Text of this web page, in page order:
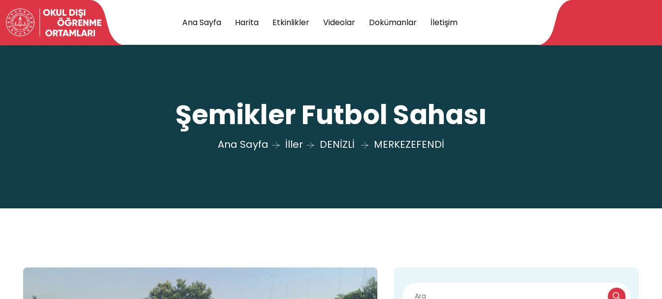
Ana Sayfa Harita Etkinlikler Videolar Dokümanlar İletişim
Şemikler Futbol Sahası
Ana Sayfa İller DENİZLİ MERKEZEFENDİ